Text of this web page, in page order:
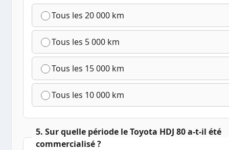
Tous les 20 000 km
Tous les 5 000 km
Tous les 15 000 km
Tous les 10 000 km
5. Sur quelle période le Toyota HDJ 80 a-t-il été
commercialisé ?